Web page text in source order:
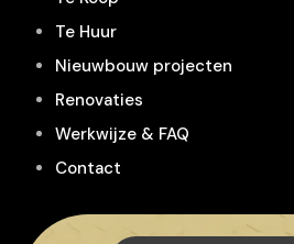
Te Huur
Nieuwbouw projecten
Renovaties
Werkwijze & FAQ
Contact